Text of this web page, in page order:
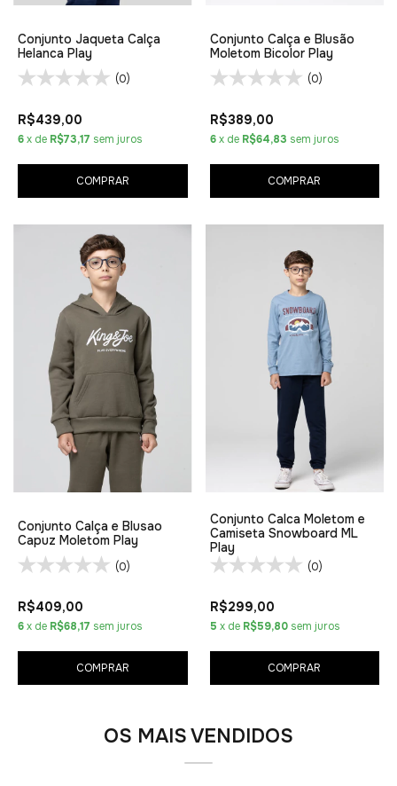
Conjunto Jaqueta Calça
Helanca Play
(0)
R$439,00
6x de R$73,17 sem juros
COMPRAR
Conjunto Calça e Blusão
Moletom Bicolor Play
(0)
R$389,00
6 x de R$64,83 sem juros
COMPRAR
Conjunto Calça e Blusao
Capuz Moletom Play
(0)
R$409,00
6x de R$68,17 sem juros
COMPRAR
Conjunto Calca Moletom e
Camiseta Snowboard ML
Play
(0)
R$299,00
5 x de R$59,80 sem juros
COMPRAR
OS MAIS VENDIDOS